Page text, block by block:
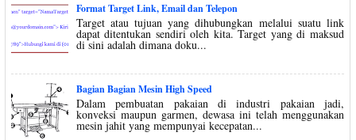
Format Target Link, Email dan Telepon
Target atau tujuan yang dihubungkan melalui suatu link
dapat ditentukan sendiri oleh kita. Target yang di maksud
di sini adalah dimana doku...
Bagian Bagian Mesin High Speed
Dalam pembuatan pakaian di industri pakaian jadi,
konveksi maupun garmen, dewasa ini telah menggunakan
mesin jahit yang mempunyai kecepatan...